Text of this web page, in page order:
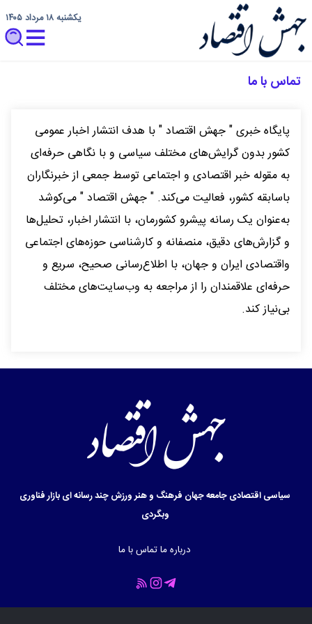
یکشنبه ۱۸ مرداد ۱۴۰۵
تماس با ما
پایگاه خبری " جهش اقتصاد " با هدف انتشار اخبار عمومی
کشور بدون گرایش‌های مختلف سیاسی و با نگاهی حرفه‌ای
به مقوله خبر اقتصادی و اجتماعی توسط جمعی از خبرنگاران
باسابقه کشور، فعالیت می‌کند. " جهش اقتصاد " می‌کوشد
به‌عنوان یک رسانه پیشرو کشورمان، با انتشار اخبار، تحلیل‌ها
و گزارش‌های دقیق، منصفانه و کارشناسی حوزه‌های اجتماعی
واقتصادی ایران و جهان، با اطلاع‌رسانی صحیح، سریع و
حرفه‌ای علاقمندان را از مراجعه به وب‌سایت‌های مختلف
بی‌نیاز کند.
سیاسیاقتصادیجامعهجهان فرهنگ و هنرورزشچند رسانه ایبازارفناوری
وبگردی
درباره ماتماس با ما